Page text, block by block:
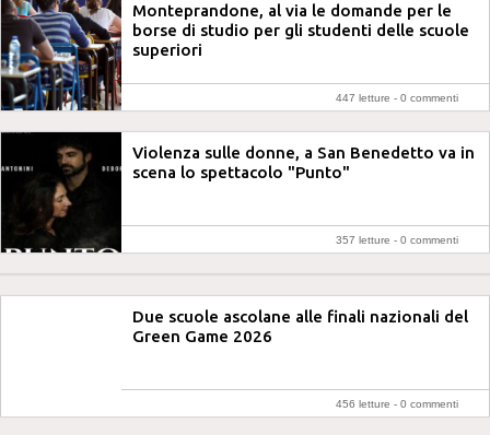
Monteprandone, al via le domande per le
borse di studio per gli studenti delle scuole
superiori
447 letture - 0 commenti
Violenza sulle donne, a San Benedetto va in
scena lo spettacolo "Punto"
357 letture - 0 commenti
Due scuole ascolane alle finali nazionali del
Green Game 2026
456 letture - 0 commenti